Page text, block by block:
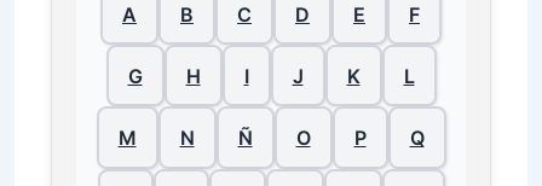
A B C D E F
G H I J K L
M N Ñ O P Q